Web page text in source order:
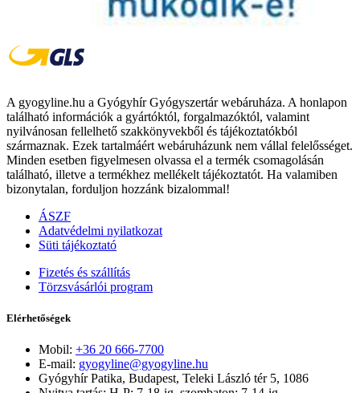
A gyogyline.hu a Gyógyhír Gyógyszertár webáruháza. A honlapon
található információk a gyártóktól, forgalmazóktól, valamint
nyilvánosan fellelhető szakkönyvekből és tájékoztatókból
származnak. Ezek tartalmáért webáruházunk nem vállal felelősséget.
Minden esetben figyelmesen olvassa el a termék csomagolásán
található, illetve a termékhez mellékelt tájékoztatót. Ha valamiben
bizonytalan, forduljon hozzánk bizalommal!
ÁSZF
Adatvédelmi nyilatkozat
Süti tájékoztató
Fizetés és szállítás
Törzsvásárlói program
Elérhetőségek
Mobil: +36 20 666-7700
E-mail: gyogyline@gyogyline.hu
Gyógyhír Patika, Budapest, Teleki László tér 5, 1086